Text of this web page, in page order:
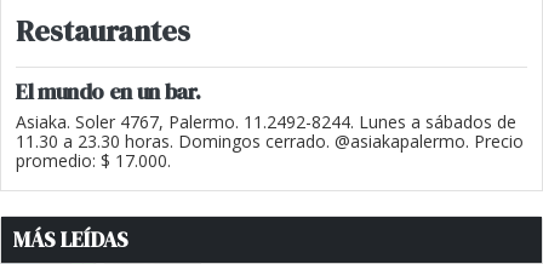
Restaurantes
El mundo en un bar.
Asiaka. Soler 4767, Palermo. 11.2492-8244. Lunes a sábados de
11.30 a 23.30 horas. Domingos cerrado. @asiakapalermo. Precio
promedio: $ 17.000.
MÁS LEÍDAS